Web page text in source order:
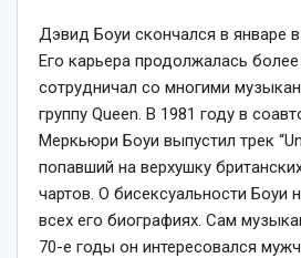
Дэвид Боуи скончался в январе в
Его карьера продолжалась более
сотрудничал со многими
группу Queen. В 1981 году в
Меркьюри Боуи выпустил трек
попавший на верхушку
чартов. О бисексуальности Боуи
всех его биографиях. Сам
70-е годы он интересовался